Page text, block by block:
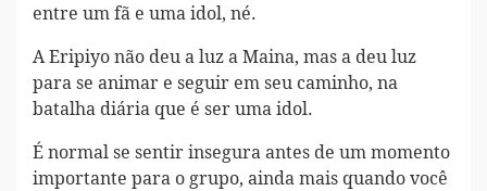
entre um fã e uma idol, né.
A Eripiyo não deu a luz a Maina, mas a deu luz
para se animar e seguir em seu caminho, na
batalha diária que é ser uma idol.
É normal se sentir insegura antes de um momento
importante para o grupo, ainda mais quando você